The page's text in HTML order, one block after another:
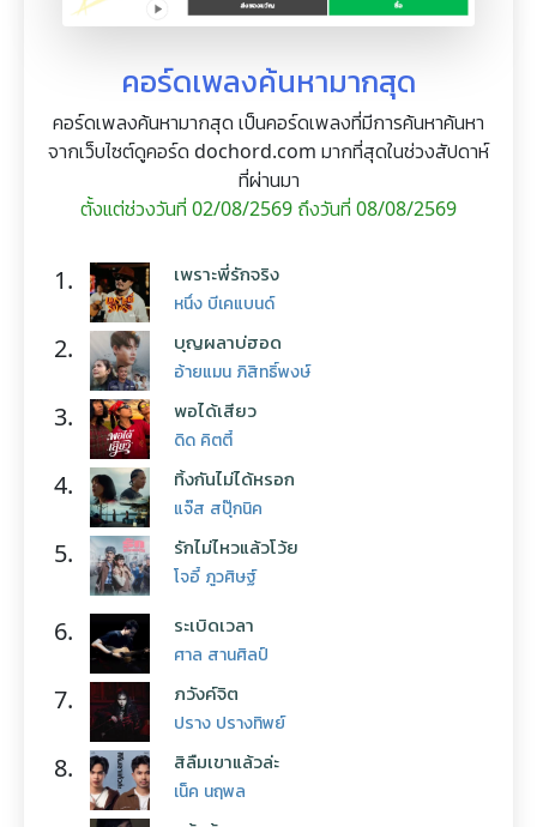
คอร์ดเพลงค้นหามากสุด
คอร์ดเพลงค้นหามากสุด เป็นคอร์ดเพลงที่มีการค้นหาค้นหา
จากเว็บไซต์ดูคอร์ด dochord.com มากที่สุดในช่วงสัปดาห์
ที่ผ่านมา
ตั้งแต่ช่วงวันที่ 02/08/2569 ถึงวันที่ 08/08/2569
1. เพราะพี่รักจริง
หนึ่ง บีเคแบนด์
2. บุญผลาบ่ฮอด
อ้ายแมน ภิสิทธิ์พงษ์
3. พอได้เสียว
ดิด คิตตี้
4. ทิ้งกันไม่ได้หรอก
แจ๊ส สปุ๊กนิค
5. รักไม่ไหวแล้วโว้ย
โจอี้ ภูวศิษฐ์
6. ระเบิดเวลา
ศาล สานศิลป์
7. ภวังค์จิต
ปราง ปรางทิพย์
8. สิลืมเขาแล้วล่ะ
เน็ค นฤพล